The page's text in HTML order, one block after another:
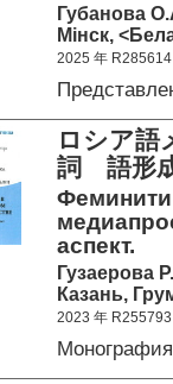
Губанова
Мiнск,
2025 年 R285614
ロシア語
詞 語形
аспект.
Гузаерова
Казань,
2023 年 R255793